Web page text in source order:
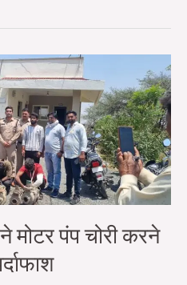
मोटर पंप चोरी करने